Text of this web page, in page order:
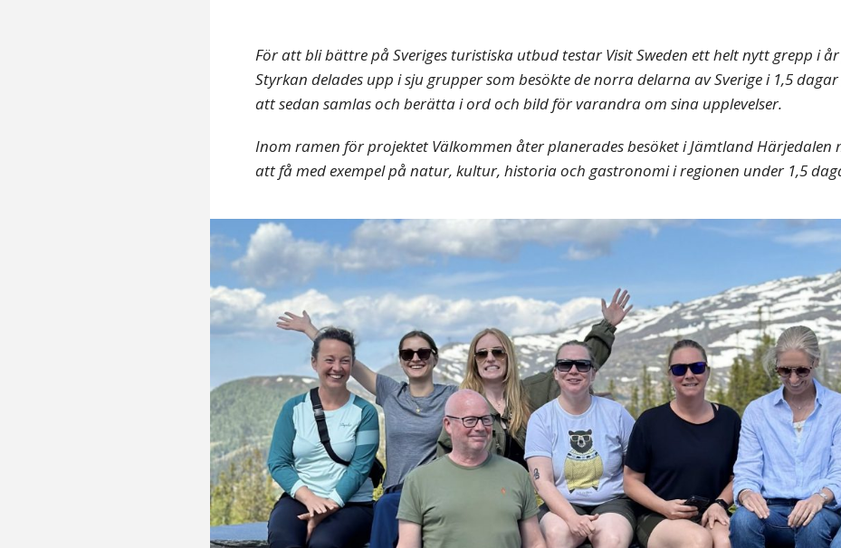
För att bli bättre på Sveriges turistiska utbud testar Visit Sweden ett helt nytt grepp i
Styrkan delades upp i sju grupper som besökte de norra delarna av Sverige i 1,5
att sedan samlas och berätta i ord och bild för varandra om sina upplevelser.
Inom ramen för projektet Välkommen åter planerades besöket i Jämtland Härjedalen
att få med exempel på natur, kultur, historia och gastronomii regionen under 1,5